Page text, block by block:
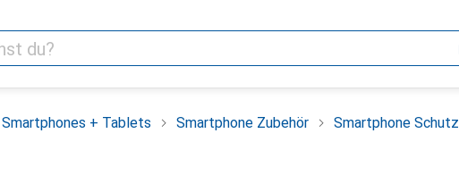
Smartphones + Tablets Smartphone Zubehör Smartphone Schutz